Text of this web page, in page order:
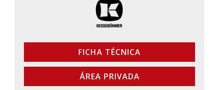
FICHA TÉCNICA
ÁREA PRIVADA